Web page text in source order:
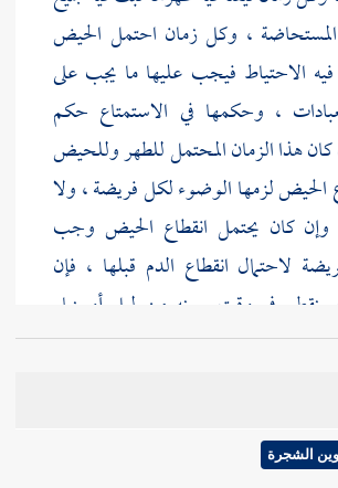
، وكل زمان احتمل الحيض
فيه الاحتياط فيجب عليها ما يجب على
، وحكمها في الاستمتاع حكم
هذا الزمان المحتمل للطهر وللحيض
الحيض لزمها الوضوء لكل فريضة ، ولا
كان يحتمل انقطاع الحيض وجب
لاحتمال انقطاع الدم قبلها ، فإن
في وقت بعينه من ليل أو نهار
في ذلك الوقت ، ولا غسل عليها إلى
من اليوم الثاني . هذا أصل الفصل
، وعليه يخرج كل ما سنذكره إن شاء الله -
كاف لمن يؤثر الاختصار ، ولكن عادة
الشجرة